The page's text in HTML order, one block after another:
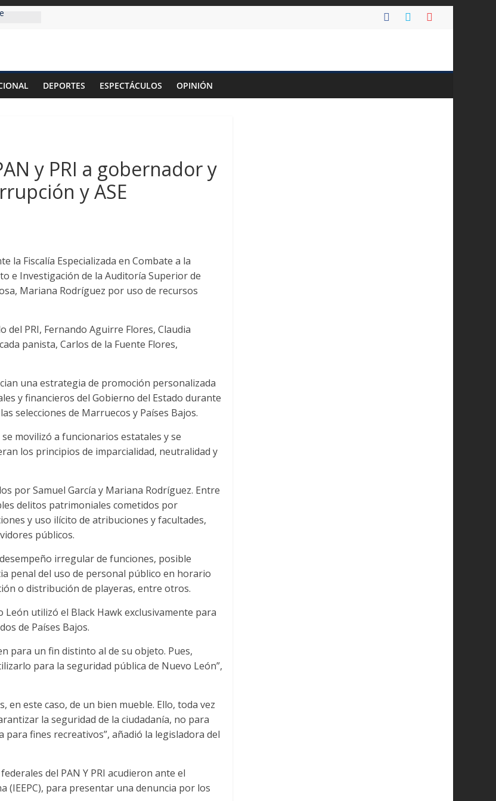
DEPORTES ESPECTÁCULOS OPINIÓN
y PRI a gobernador y
y ASE
la Fiscalía Especializada en Combate a la
e Investigación de la Auditoría Superior de
Mariana Rodríguez por uso de recursos
PRI, Fernando Aguirre Flores, Claudia
panista, Carlos de la Fuente Flores,
una estrategia de promoción personalizada
y financieros del Gobierno del Estado durante
selecciones de Marruecos y Países Bajos.
movilizó a funcionarios estatales y se
los principios de imparcialidad, neutralidad y
por Samuel García y Mariana Rodríguez. Entre
delitos patrimoniales cometidos por
y uso ilícito de atribuciones y facultades,
públicos.
irregular de funciones, posible
penal del uso de personal público en horario
o distribución de playeras, entre otros.
utilizó el Black Hawk exclusivamente para
de Países Bajos.
para un fin distinto al de su objeto. Pues,
para la seguridad pública de Nuevo León”,
en este caso, de un bien mueble. Ello, toda vez
la seguridad de la ciudadanía, no para
fines recreativos”, añadió la legisladora del
del PAN Y PRI acudieron ante el
(IEEPC), para presentar una denuncia por los